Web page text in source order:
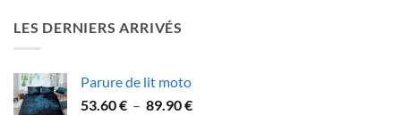
LES DERNIERS ARRIVÉS
Parure de lit moto
53.60€ – 89.90€Plage